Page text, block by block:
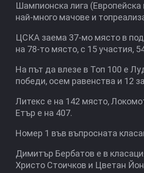
Шампионска лига (Европейска
най-много мачове и
ЦСКА заема 37-мо място в
на 78-то място, с 15 участия,
На път да влезе в Топ 100 е
победи, осем равенства и 12
Литекс е на 142 място,
Етър е на 407.
Номер 1 във въпросната
Димитър Бербатов е в
Христо Стоичков и Цветан